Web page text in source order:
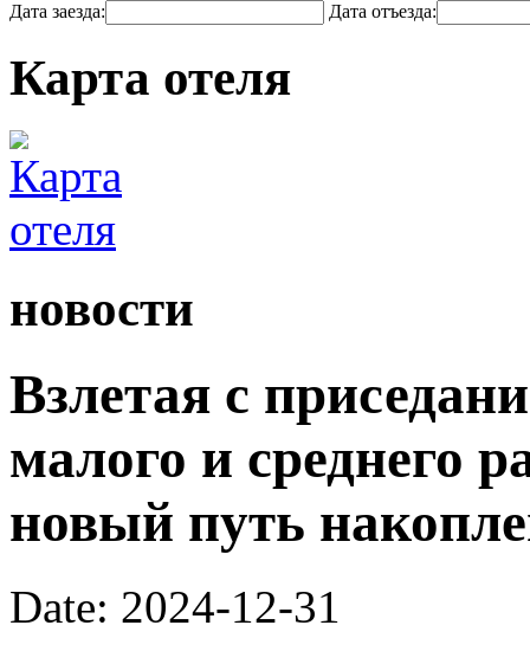
Дата заезда: Дата отъезда:
Карта отеля
новости
Взлетая с
малого и среднего
новый путь
Date: 2024-12-31